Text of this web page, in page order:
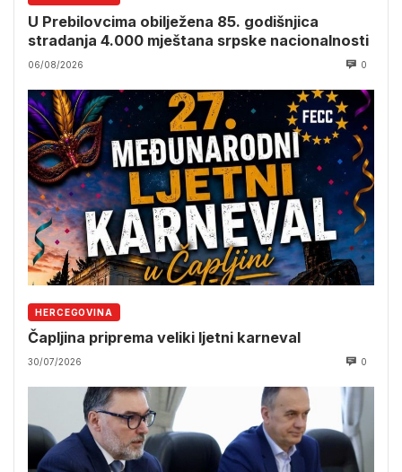
U Prebilovcima obilježena 85. godišnjica
stradanja 4.000 mještana srpske nacionalnosti
06/08/2026 0
HERCEGOVINA
Čapljina priprema veliki ljetni karneval
30/07/2026 0